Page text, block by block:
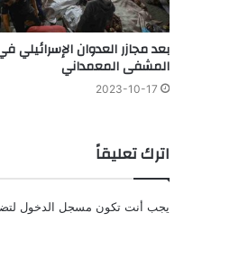
بعد مجازر العدوان الإسرائيلي
المشفى المعمداني
2023-10-17
اترك تعليقاً
يجب أنت تكون مسجل الدخول